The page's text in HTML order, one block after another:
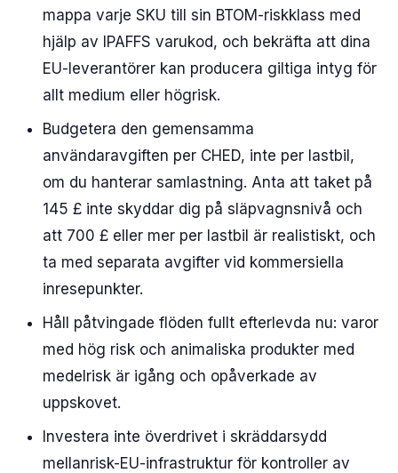
mappa varje SKU till sin BTOM-riskklass med
hjälp av IPAFFS varukod, och bekräfta att dina
EU-leverantörer kan producera giltiga intyg för
allt medium eller högrisk.
Budgetera den gemensamma
användaravgiften per CHED, inte per lastbil,
om du hanterar samlastning. Anta att taket på
145 £ inte skyddar dig på släpvagnsnivå och
att 700 £ eller mer per lastbil är realistiskt, och
ta med separata avgifter vid kommersiella
inresepunkter.
Håll påtvingade flöden fullt efterlevda nu: varor
med hög risk och animaliska produkter med
medelrisk är igång och opåverkade av
uppskovet.
Investera inte överdrivet i skräddarsydd
mellanrisk-EU-infrastruktur för kontroller av